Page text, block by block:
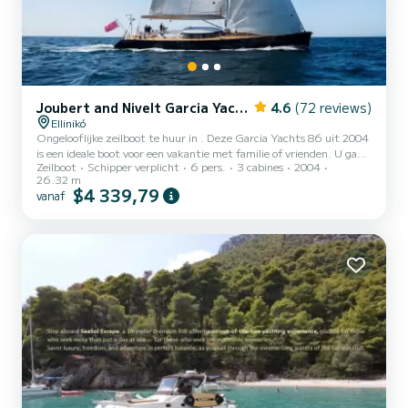
Joubert and Nivelt Garcia Yachts 86 4.6 (72 reviews)
Ellinikó
Ongelooflijke zeilboot te huur in . Deze Garcia Yachts 86 uit 2004
is een ideale boot voor een vakantie met familie of vrienden. U gaat
een uitzonderlijke cruise maken op deze zeilboot van 26 meter. U
kunt maximaal 6 passagiers onderbrengen tijdens het cruisen en
profiteren van de 3 hutten met totaal comfort. Voor uw comfort
de volgende uitrusting: Buitenboordmoto...
Zeilboot Schipper verplicht 6 pers. 3 cabines
2004
26.32 m
vanaf $4 339,79